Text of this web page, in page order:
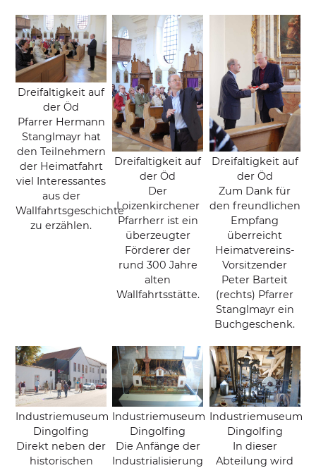
Dreifaltigkeit auf
der Öd
Pfarrer Hermann
Stanglmayr hat
den Teilnehmern
der Heimatfahrt
viel Interessantes
aus der
Wallfahrtsgeschichte
zu erzählen.
Dreifaltigkeit auf
der Öd
Der
Loizenkirchener
Pfarrherr ist ein
überzeugter
Förderer der
rund 300 Jahre
alten
Wallfahrtsstätte.
Dreifaltigkeit auf
der Öd
Zum Dank für
den freundlichen
Empfang
überreicht
Heimatvereins-
Vorsitzender
Peter Barteit
(rechts) Pfarrer
Stanglmayr ein
Buchgeschenk.
Industriemuseum
Dingolfing
Direkt neben der
historischen
Industriemuseum
Dingolfing
Die Anfänge der
Industrialisierung
Industriemuseum
Dingolfing
In dieser
Abteilung wird